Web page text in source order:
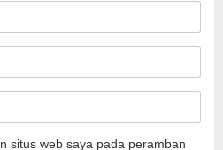
situs web saya pada peramban